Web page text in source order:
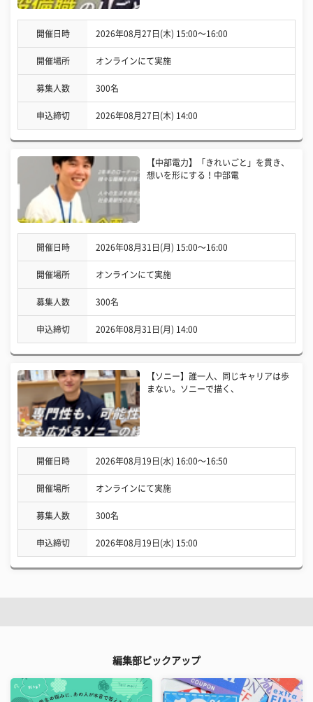
開催日時 2026年08月27日(木) 15:00〜16:00
開催場所 オンラインにて実施
募集人数 300名
申込締切 2026年08月27日(木) 14:00
【中部電力】「きれいごと」を貫き、
想いを形にする！中部電
開催日時 2026年08月31日(月) 15:00〜16:00
開催場所 オンラインにて実施
募集人数 300名
申込締切 2026年08月31日(月) 14:00
【ソニー】誰一人、同じキャリアは歩
まない。ソニーで描く、
開催日時 2026年08月19日(水) 16:00〜16:50
開催場所 オンラインにて実施
募集人数 300名
申込締切 2026年08月19日(水) 15:00
編集部ピックアップ